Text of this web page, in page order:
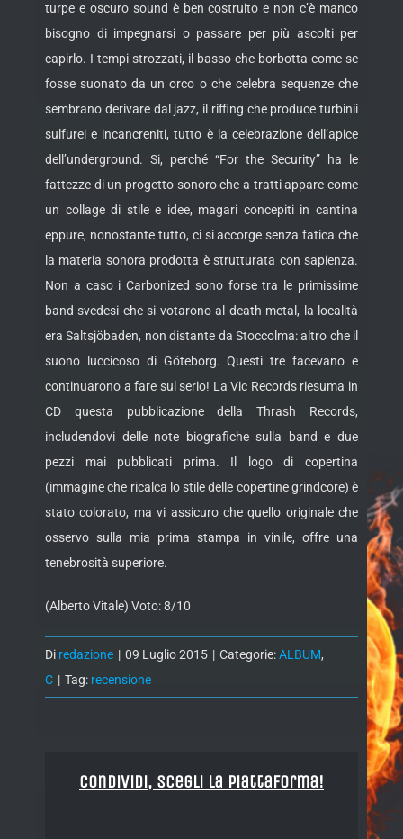
turpe e oscuro sound è ben costruito e non c’è manco
bisogno di impegnarsi o passare per più ascolti per
capirlo. I tempi strozzati, il basso che borbotta come se
fosse suonato da un orco o che celebra sequenze che
sembrano derivare dal jazz, il riffing che produce turbinii
sulfurei e incancreniti, tutto è la celebrazione dell’apice
dell’underground. Si, perché “For the Security” ha le
fattezze di un progetto sonoro che a tratti appare come
un collage di stile e idee, magari concepiti in cantina
eppure, nonostante tutto, ci si accorge senza fatica che
la materia sonora prodotta è strutturata con sapienza.
Non a caso i Carbonized sono forse tra le primissime
band svedesi che si votarono al death metal, la località
era Saltsjöbaden, non distante da Stoccolma: altro che il
suono luccicoso di Göteborg. Questi tre facevano e
continuarono a fare sul serio! La Vic Records riesuma in
CD questa pubblicazione della Thrash Records,
includendovi delle note biografiche sulla band e due
pezzi mai pubblicati prima. Il logo di copertina
(immagine che ricalca lo stile delle copertine grindcore) è
stato colorato, ma vi assicuro che quello originale che
osservo sulla mia prima stampa in vinile, offre una
tenebrosità superiore.
(Alberto Vitale) Voto: 8/10
Di redazione | 09 Luglio 2015 | Categorie:ALBUM,
C | Tag: recensione
Condividi, Scegli la piattaforma!